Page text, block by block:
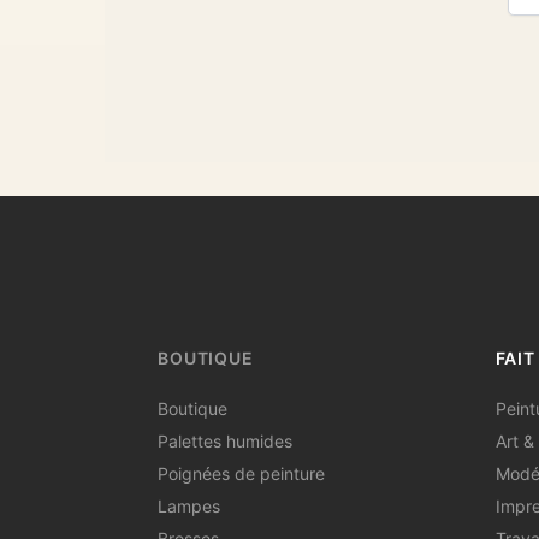
BOUTIQUE
Boutique
Palettes humides
Poignées de peinture
Lampes
FAIT
Art